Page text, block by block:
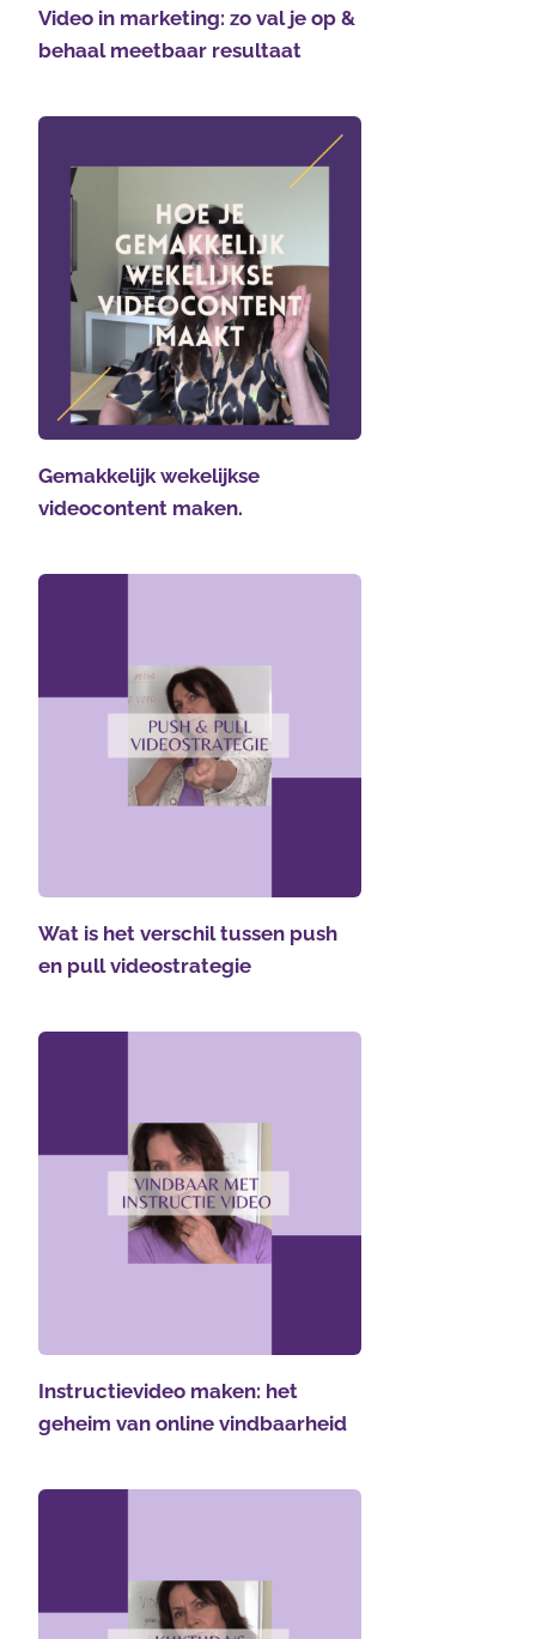
Video in marketing: zo val je op &
behaal meetbaar resultaat
Gemakkelijk wekelijkse
videocontent maken.
Wat is het verschil tussen push
en pull videostrategie
Instructievideo maken: het
geheim van online vindbaarheid